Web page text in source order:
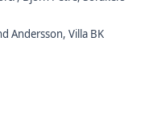
Andersson, Villa BK